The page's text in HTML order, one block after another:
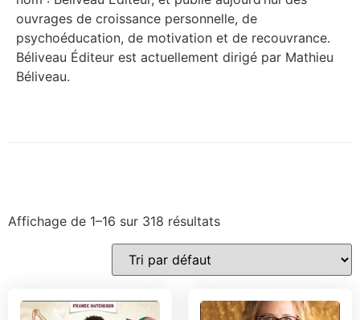
ouvrages de croissance personnelle, de
psychoéducation, de motivation et de recouvrance.
Béliveau Éditeur est actuellement dirigé par Mathieu
Béliveau.
Affichage de 1–16 sur 318 résultats